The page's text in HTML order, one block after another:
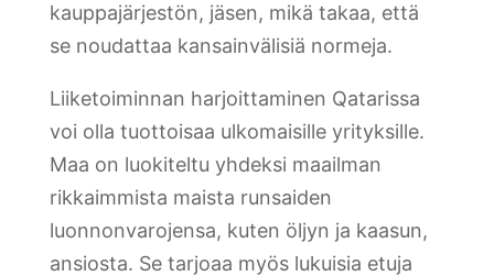
kauppajärjestön, jäsen, mikä takaa, että
se noudattaa kansainvälisiä normeja.
Liiketoiminnan harjoittaminen Qatarissa
voi olla tuottoisaa ulkomaisille yrityksille.
Maa on luokiteltu yhdeksi maailman
rikkaimmista maista runsaiden
luonnonvarojensa, kuten öljyn ja kaasun,
ansiosta. Se tarjoaa myös lukuisia etuja